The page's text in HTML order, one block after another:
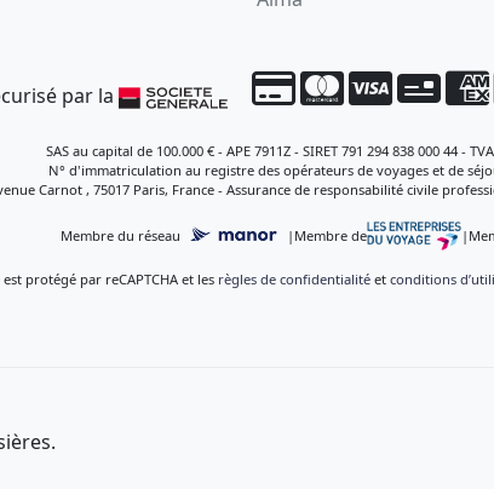
par la
SAS au capital de 100.000 € - APE 7911Z - SIRET 791 294 838 000 44 -
N° d'immatriculation au registre des opérateurs de voyages et de
Carnot , 75017 Paris, France - Assurance de responsabilité civile
Membre du réseau | Membre de |
est protégé par reCAPTCHA et les règles de confidentialité et conditions